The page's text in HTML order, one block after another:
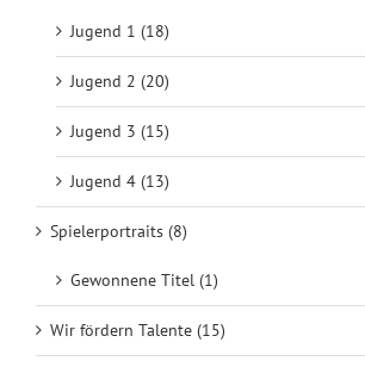
Jugend 1 (18)
Jugend 2 (20)
Jugend 3 (15)
Jugend 4 (13)
Spielerportraits (8)
Gewonnene Titel (1)
Wir fördern Talente (15)